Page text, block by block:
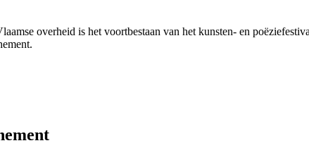
overheid is het voortbestaan van het kunsten- en